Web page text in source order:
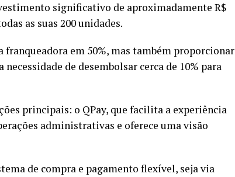
significativo de aproximadamente R$
as suas 200 unidades.
franqueadora em 50%, mas também proporcionar
de desembolsar cerca de 10% para
principais: o QPay, que facilita a experiência
administrativas e oferece uma visão
de compra e pagamento flexível, seja via